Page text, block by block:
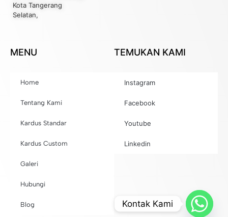
Kota Tangerang
Selatan,
MENU
Home
Tentang Kami
Kardus Standar
Kardus Custom
Galeri
Hubungi
Blog
TEMUKAN KAMI
Instagram
Facebook
Youtube
Linkedin
Kontak Kami